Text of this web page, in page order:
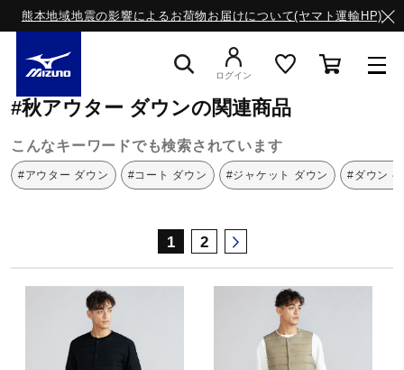
熊本地域地震の影響によるお荷物お届けについて(ヤマト運輸HP)
ライフスタイルウエア
サッカー／フットサル
ログイン
ミズノ公式オンライン
#秋アウター ダウンの関連商品
こんなキーワードでも検索されています
#アウター ダウン #コート ダウン #ジャケット ダウン #ダウン
1 2